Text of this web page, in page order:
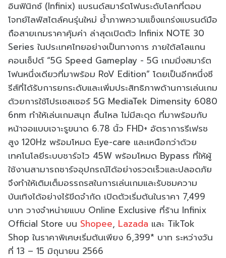
อินฟินิกซ์ (Infinix) แบรนด์สมาร์ตโฟนระดับโลกที่ตอบ
โจทย์ไลฟ์สไตล์คนรุ่นใหม่ ย้ำภาพความแข็งแกร่งแบรนด์มือ
ถือสายเกมราคาคุ้มค่า ล่าสุดเปิดตัว Infinix NOTE 30
Series ในประเทศไทยอย่างเป็นทางการ ภายใต้สโลแกน
คอนเซ็ปต์ “5G Speed Gameplay - 5G เกมมิ่งสมาร์ต
โฟนหนึ่งเดียวที่มาพร้อม RoV Edition” โดยเป็นอีกหนึ่งซี
รีส์ที่ได้รับการยกระดับและเพิ่มประสิทธิภาพด้านการเล่นเกม
ด้วยการใช้โปรเซสเซอร์ 5G MediaTek Dimensity 6080
6nm ทำให้เล่นเกมสนุก ลื่นไหล ไม่มีสะดุด ที่มาพร้อมกับ
หน้าจอแบบเจาะรูขนาด 6.78 นิ้ว FHD+ อัตราการรีเฟรช
สูง 120Hz พร้อมโหมด Eye-care และเหนือกว่าด้วย
เทคโนโลยีระบบชาร์จไว 45W พร้อมโหมด Bypass ที่ให้ผู้
ใช้งานสามารถชาร์จอุปกรณ์ได้อย่างรวดเร็วและปลอดภัย
จึงทำให้เติมเต็มอรรถรสในการเล่นเกมและรับชมความ
บันเทิงได้อย่างไร้ขีดจำกัด เปิดตัวเริ่มต้นในราคา 7,499
บาท วางจำหน่ายแบบ Online Exclusive ที่ร้าน Infinix
Official Store บน Shopee, Lazada และ TikTok
Shop ในราคาพิเศษเริ่มต้นเพียง 6,399* บาท ระหว่างวัน
ที่ 13 – 15 มิถุนายน 2566